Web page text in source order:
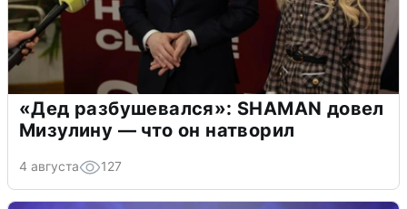
«Дед разбушевался»: SHAMAN довел
Мизулину — что он натворил
4 августа 127